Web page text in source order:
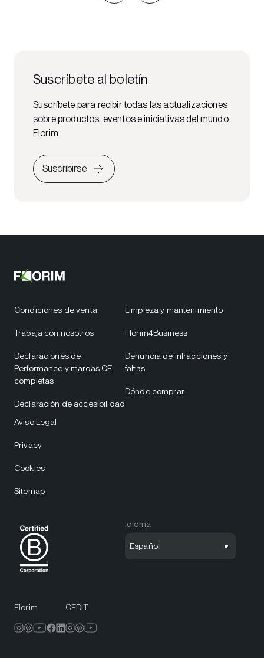
Suscríbete al boletín
Suscríbete para recibir todas las actualizaciones
sobre productos, eventos e iniciativas del mundo
Florim
Suscribirse
Condiciones de venta
Trabaja con nosotros
Declaraciones de
Performance y marcas CE
completas
Declaración de accesibilidad
Limpieza y mantenimiento
Florim4Business
Denuncia de infracciones y
faltas
Dónde comprar
Aviso Legal
Privacy
Cookies
Sitemap
Idioma
Español
Florim CEDIT